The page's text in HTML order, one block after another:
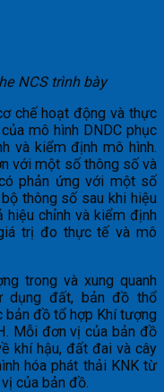
NCS trình bày
chế hoạt động và thực
mô hình DNDC phục
và kiểm định mô hình.
với một số thông số và
phản ứng với một số
thông số sau khi hiệu
hiệu chỉnh và kiểm định
trị đo thực tế và mô
trong và xung quanh
dụng đất, bản đồ thổ
đồ tổ hợp Khí tượng
Mỗi đơn vị của bản đồ
khí hậu, đất đai và cây
hóa phát thải KNK từ
của bản đồ.